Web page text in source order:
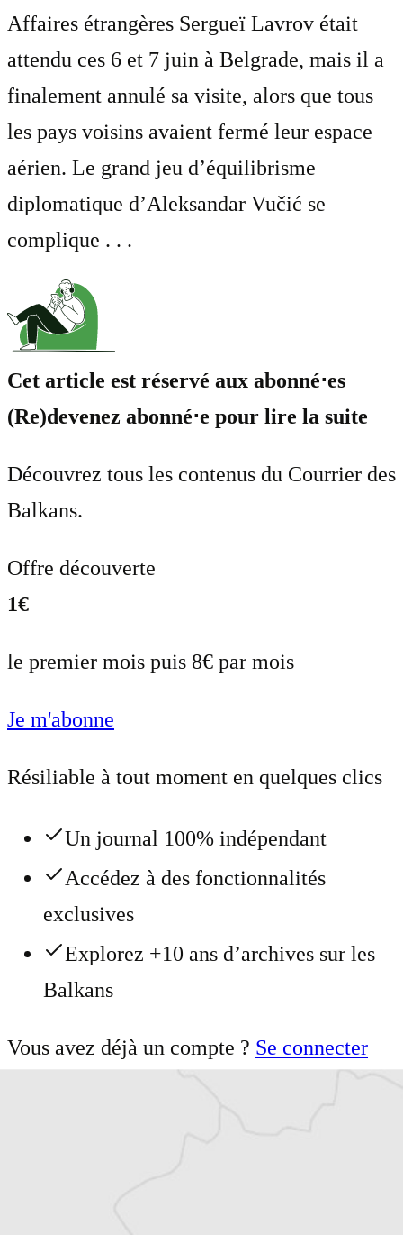
Affaires étrangères Sergueï Lavrov était
attendu ces 6 et 7 juin à Belgrade, mais il a
finalement annulé sa visite, alors que tous
les pays voisins avaient fermé leur espace
aérien. Le grand jeu d’équilibrisme
diplomatique d’Aleksandar Vučić se
complique . . .
Cet article est réservé aux abonné⋅es
(Re)devenez abonné⋅e pour lire la suite
Découvrez tous les contenus du Courrier des
Balkans.
Offre découverte
1€
le premier mois puis 8€ par mois
Je m'abonne
Résiliable à tout moment en quelques clics
Un journal 100% indépendant
Accédez à des fonctionnalités
exclusives
Explorez +10 ans d’archives sur les
Balkans
Vous avez déjà un compte ? Se connecter